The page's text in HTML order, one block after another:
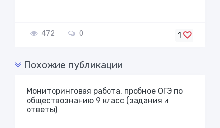
472 0 1
Похожие публикации
Мониторинговая работа, пробное ОГЭ по
обществознанию 9 класс (задания и
ответы)